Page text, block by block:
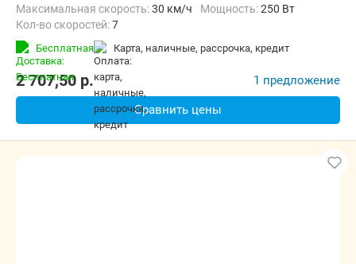
Максимальная скорость:30 км/ч Мощность:250 Вт
Кол-во скоростей:7
Передний тормоз:
Задний тормоз:Дисковый механический Вес: 17.25 кг
Бесплатная карта, наличные, рассрочка, кредит
2 707,50 p. 1 предложение
Сравнить цены